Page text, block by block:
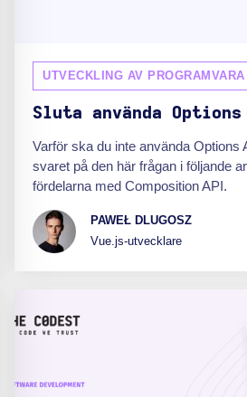
UTVECKLING AV PROGRAMVARA
Sluta använda
Varför ska du inte använda Options
svaret på den här frågan i följande
fördelarna med Composition API.
PAWEŁ DLUGOSZ
Vue.js-utvecklare